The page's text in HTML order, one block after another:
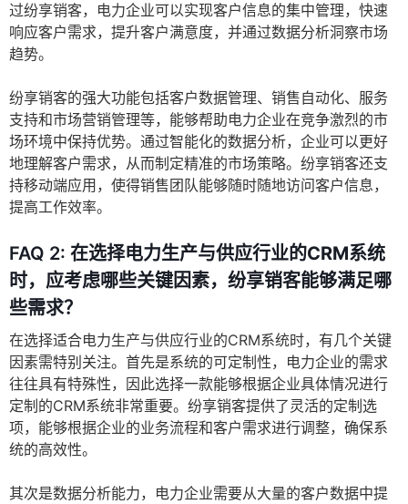
过纷享销客，电力企业可以实现客户信息的集中管理，快速
响应客户需求，提升客户满意度，并通过数据分析洞察市场
趋势。
纷享销客的强大功能包括客户数据管理、销售自动化、服务
支持和市场营销管理等，能够帮助电力企业在竞争激烈的市
场环境中保持优势。通过智能化的数据分析，企业可以更好
地理解客户需求，从而制定精准的市场策略。纷享销客还支
持移动端应用，使得销售团队能够随时随地访问客户信息，
提高工作效率。
FAQ 2: 在选择电力生产与供应行业的CRM系统
时，应考虑哪些关键因素，纷享销客能够满足哪
些需求？
在选择适合电力生产与供应行业的CRM系统时，有几个关键
因素需特别关注。首先是系统的可定制性，电力企业的需求
往往具有特殊性，因此选择一款能够根据企业具体情况进行
定制的CRM系统非常重要。纷享销客提供了灵活的定制选
项，能够根据企业的业务流程和客户需求进行调整，确保系
统的高效性。
其次是数据分析能力，电力企业需要从大量的客户数据中提